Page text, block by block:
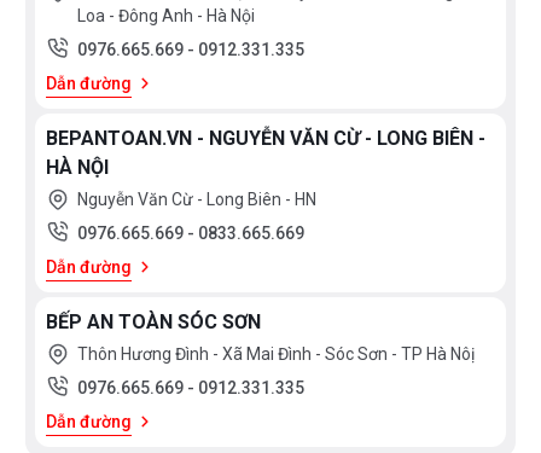
Loa - Đông Anh - Hà Nội
0976.665.669 - 0912.331.335
Dẫn đường
BEPANTOAN.VN - NGUYỄN VĂN CỪ - LONG BIÊN -
HÀ NỘI
Nguyễn Văn Cừ - Long Biên - HN
0976.665.669 - 0833.665.669
Dẫn đường
BẾP AN TOÀN SÓC SƠN
Thôn Hương Đình - Xã Mai Đình - Sóc Sơn - TP Hà Nôị
0976.665.669 - 0912.331.335
Dẫn đường